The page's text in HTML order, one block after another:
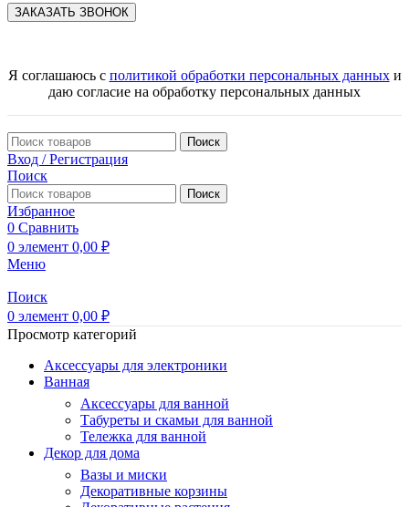
Я соглашаюсь с политикой обработки персональных данныхи
даю согласие на обработку персональных данных
Поиск
Вход / Регистрация
Поиск
Поиск
Избранное
0 Сравнить
0 элемент 0,00 ₽
Меню
Поиск
0 элемент 0,00 ₽
Просмотр категорий
Аксессуары для электроники
Ванная
Аксессуары для ванной
Табуреты и скамьи для ванной
Тележка для ванной
Декор для дома
Вазы и миски
Декоративные корзины